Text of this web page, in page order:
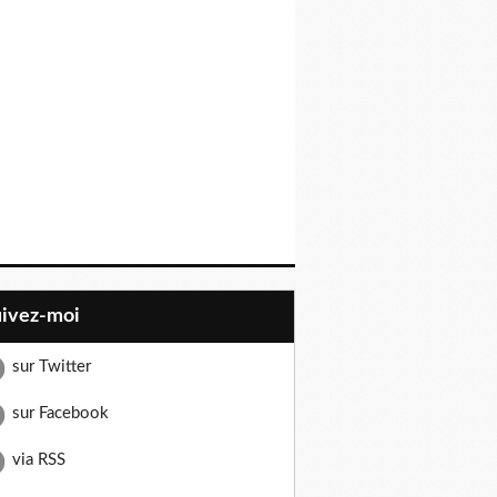
moi
sur Twitter
sur Facebook
via RSS